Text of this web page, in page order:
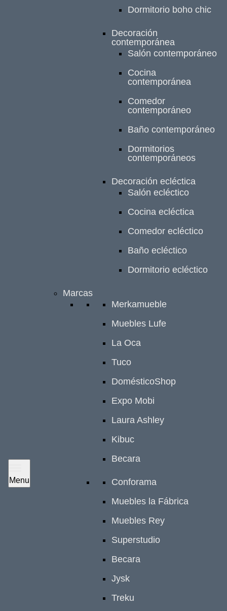
Menu
Dormitorio boho chic
Decoración
contemporánea
Salón contemporáneo
Cocina
contemporánea
Comedor
contemporáneo
Baño contemporáneo
Dormitorios
contemporáneos
Decoración ecléctica
Salón ecléctico
Cocina ecléctica
Comedor ecléctico
Baño ecléctico
Dormitorio ecléctico
Marcas
Merkamueble
Muebles Lufe
La Oca
Tuco
DomésticoShop
Expo Mobi
Laura Ashley
Kibuc
Becara
Conforama
Muebles la Fábrica
Muebles Rey
Superstudio
Becara
Jysk
Treku